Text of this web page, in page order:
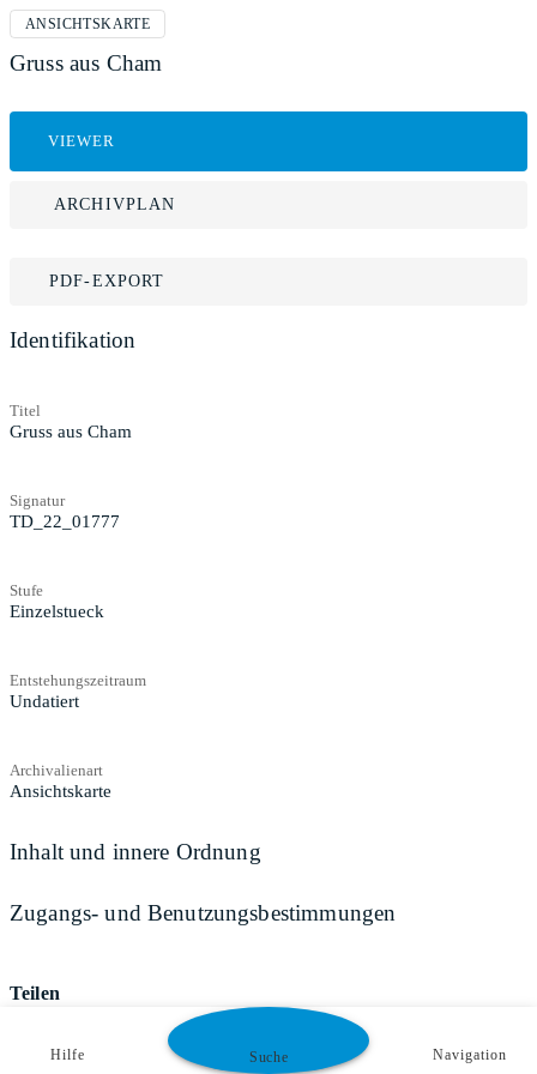
ANSICHTSKARTE
Gruss aus Cham
VIEWER
ARCHIVPLAN
PDF-EXPORT
Identifikation
Titel
Gruss aus Cham
Signatur
TD_22_01777
Stufe
Einzelstueck
Entstehungszeitraum
Undatiert
Archivalienart
Ansichtskarte
Inhalt und innere Ordnung
Zugangs- und Benutzungsbestimmungen
Teilen
Hilfe Suche Navigation